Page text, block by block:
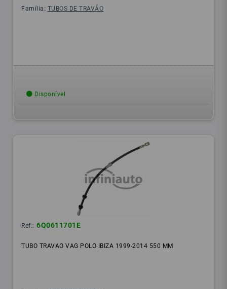
Família: TUBOS DE TRAVÃO
Disponível
Ref.: 6Q0611701E
TUBO TRAVAO VAG POLO IBIZA 1999-2014 550 MM